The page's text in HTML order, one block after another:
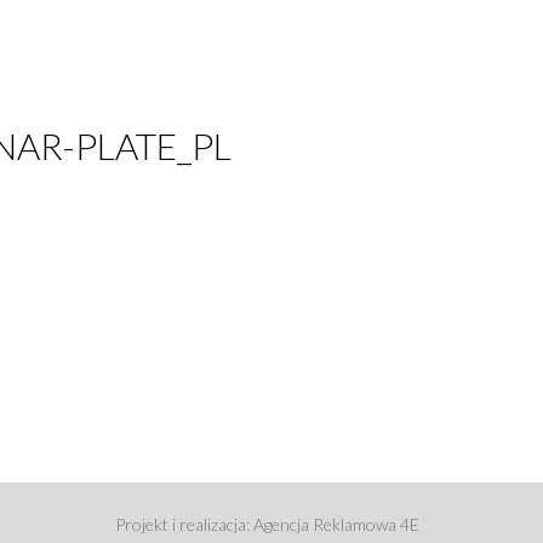
PLATE_PL
Projekt i realizacja: Agencja Reklamowa 4E